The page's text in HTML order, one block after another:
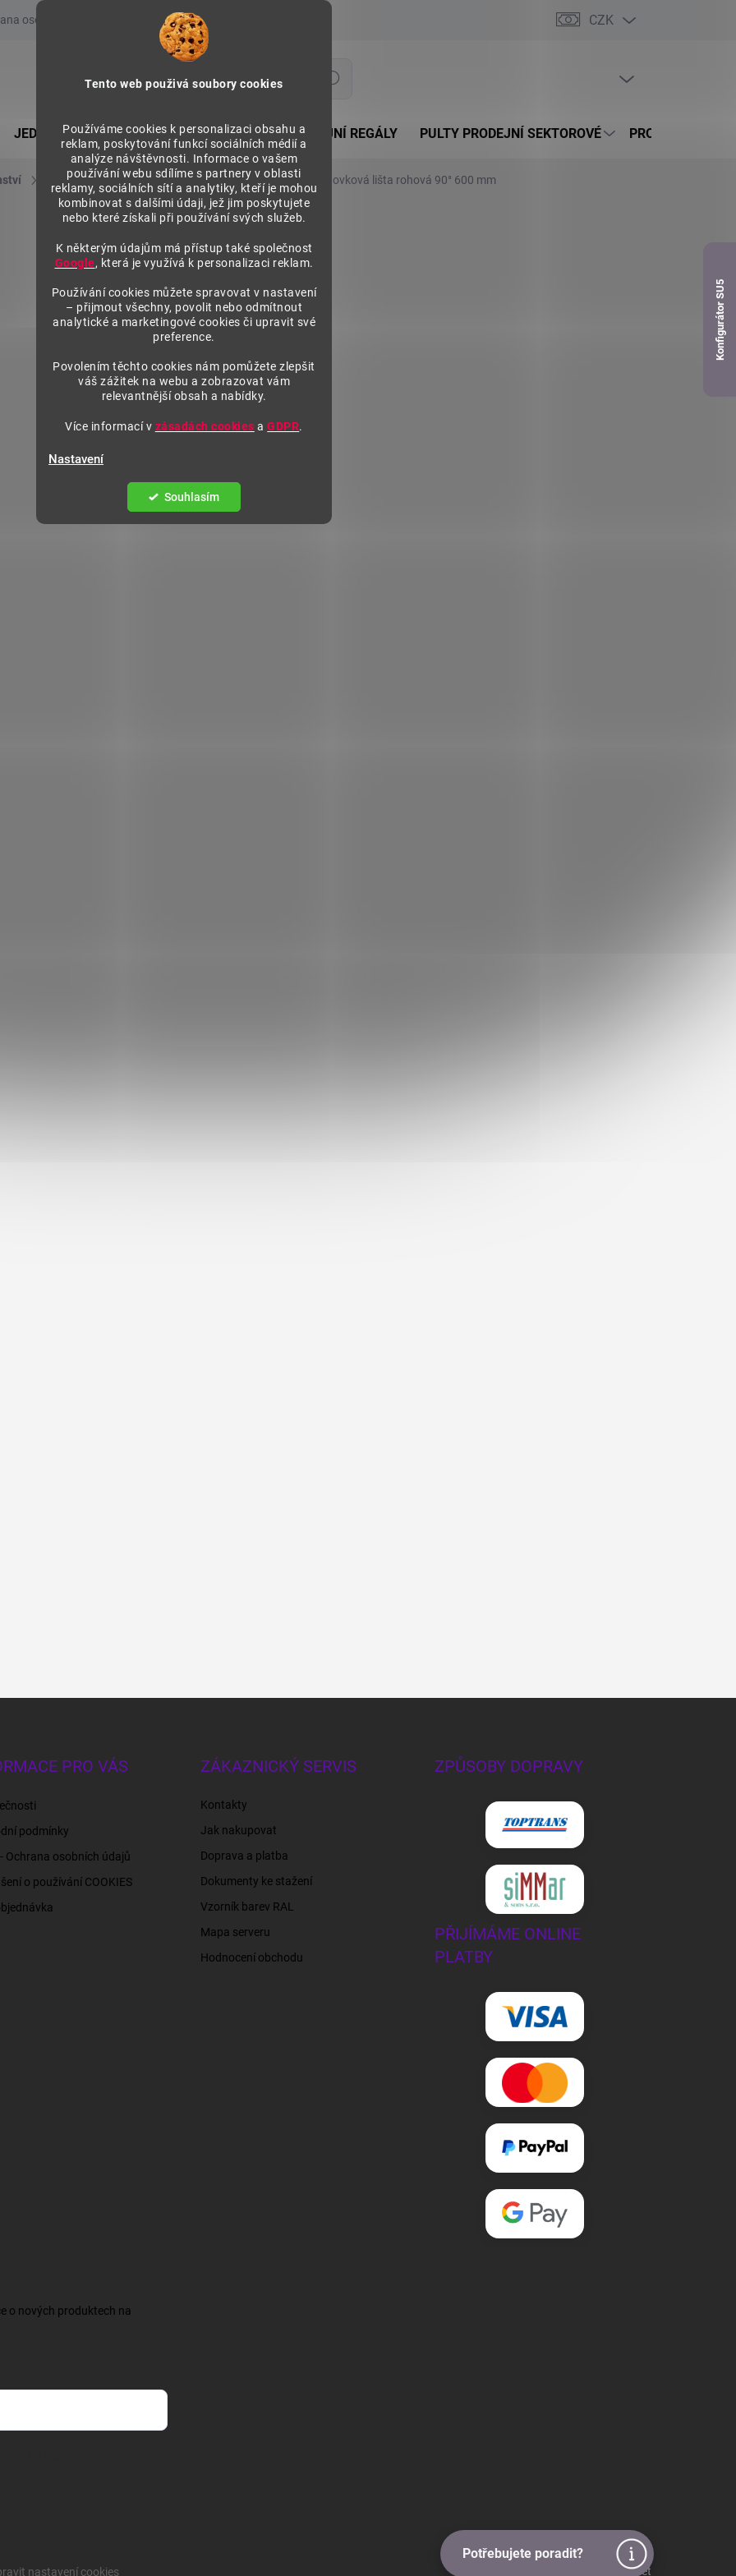
Tento web použivá soubory cookies
Používáme cookies k personalizaci obsahu a
reklam, poskytování funkcí sociálních médií a
analýze návštěvnosti. Informace o vašem
používání webu sdílíme s partnery v oblasti
reklamy, sociálních sítí a analytiky, kteří je mohou
kombinovat s dalšími údaji, jež jim poskytujete
nebo které získali při používání svých služeb.
K některým údajům má přístup také společnost
Google, která je využívá k personalizaci reklam.
Používání cookies můžete spravovat v nastavení
– přijmout všechny, povolit nebo odmítnout
analytické a marketingové cookies či upravit své
preference.
Povolením těchto cookies nám pomůžete zlepšit
váš zážitek na webu a zobrazovat vám
relevantnější obsah a nabídky.
Více informací v zásadách cookies aGDPR.
Nastavení
Souhlasím
osobních údajů Prohlášení o používání COOKIES CZK
Hledat
JEDNOSTRANNÉ REGÁLY OBOUSTRANNÉ PRODEJNÍ REGÁLY PULTY PRODEJNÍ SEKTOROVÉ PROSKLENÉ
Cenovkové lišty Cenovkové lišty rohové Cenovková lišta rohová 90° 600 mm
PRO VÁS
podmínky
- Ochrana osobních údajů
o používání COOKIES
ZÁKAZNICKÝ SERVIS
Kontakty
Jak nakupovat
Doprava a platba
Dokumenty ke stažení
Vzorník barev RAL
Mapa serveru
Hodnocení obchodu
ZPŮSOBY DOPRAVY
PŘIJÍMÁME ONLINE
PLATBY
o nových produktech na
Vytvořil Shoptet
nastavení cookies
Konfigurátor SU5
Potřebujete poradit?